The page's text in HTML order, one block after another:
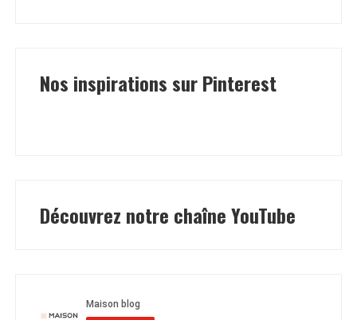
Nos inspirations sur Pinterest
Découvrez notre chaîne YouTube